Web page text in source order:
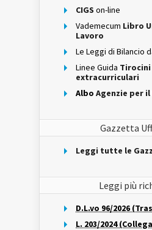
CIGS on-line
Vademecum Libro
Lavoro
Le Leggi di Bilancio
Linee Guida Tirocini
extracurriculari
Albo Agenzie per
Gazzetta
Leggi tutte le
Leggi più
D.L.vo 96/2026
L. 203/2024